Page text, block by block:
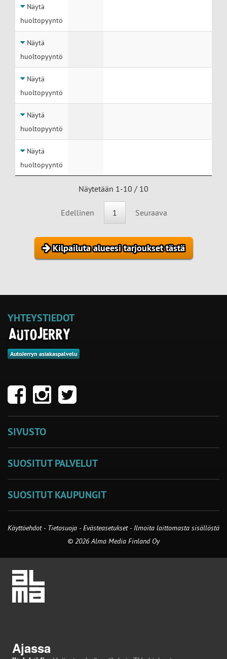
Näytä
huoltopyyntö
Näytä
huoltopyyntö
Näytä
huoltopyyntö
Näytä
huoltopyyntö
Näytä
huoltopyyntö
Näytetään 1-10 / 10
Edellinen 1 Seuraava
Kilpailuta alueesi tarjoukset tästä
YHTEYSTIEDOT
AutoJerryn asiakaspalvelu
SIVUSTO
SUOSITUT PALVELUT
SUOSITUT KAUPUNGIT
Käyttöehdot - Tietosuoja -Evästeasetukset- Ilmoita laittomasta sisällöstä
© 2026 Alma Media Finland Oy